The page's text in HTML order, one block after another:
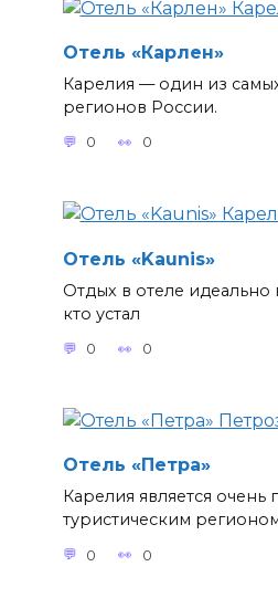
Отель «Карлен»
Карелия — один из
регионов России.
0 0
Отель «Kaunis»
Отдых в отеле идеально
кто устал
0 0
Отель «Петра»
Карелия является
туристическим
0 0